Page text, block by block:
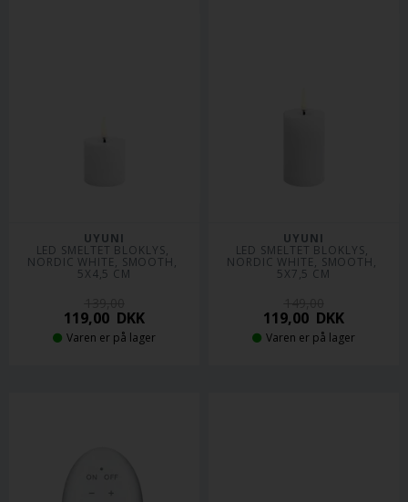
UYUNI
LED SMELTET BLOKLYS,
NORDIC WHITE, SMOOTH,
5X4,5 CM
119,00 DKK
Varen er på lager
UYUNI
LED SMELTET BLOKLYS,
NORDIC WHITE, SMOOTH,
5X7,5 CM
119,00 DKK
Varen er på lager